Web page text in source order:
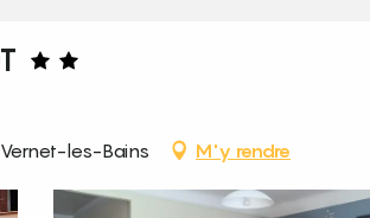
les-Bains M'y rendre